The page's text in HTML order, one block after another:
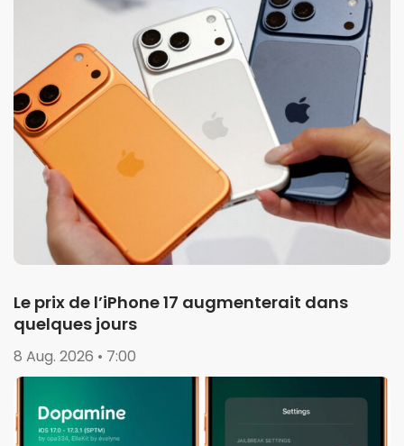
Le prix de l’iPhone 17 augmenterait dans
quelques jours
8 Aug. 2026 • 7:00